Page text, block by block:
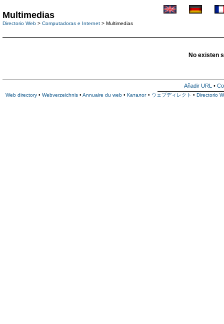
Multimedias
Directorio Web > Computadoras e Internet > Multimedias
No existen
Añadir URL •
Web directory • Webverzeichnis • Annuaire du web • Каталог • ウェブディレクト • Directorio